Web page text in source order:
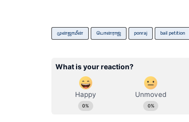
முன்ஜாமீன் பொன்ராஜ் ponraj bail petition